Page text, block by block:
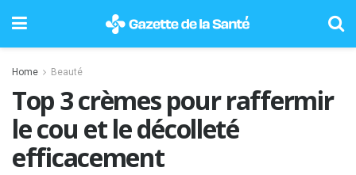
Home Beauté
Top 3 crèmes pour raffermir
le cou et le décolleté
efficacement